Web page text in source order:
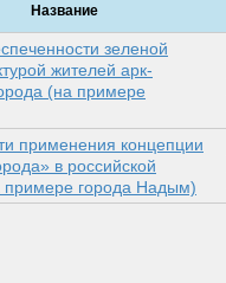
Название
зеленой
жителей арк­
(на примере
применения концепции
в российской
примере города Надым)